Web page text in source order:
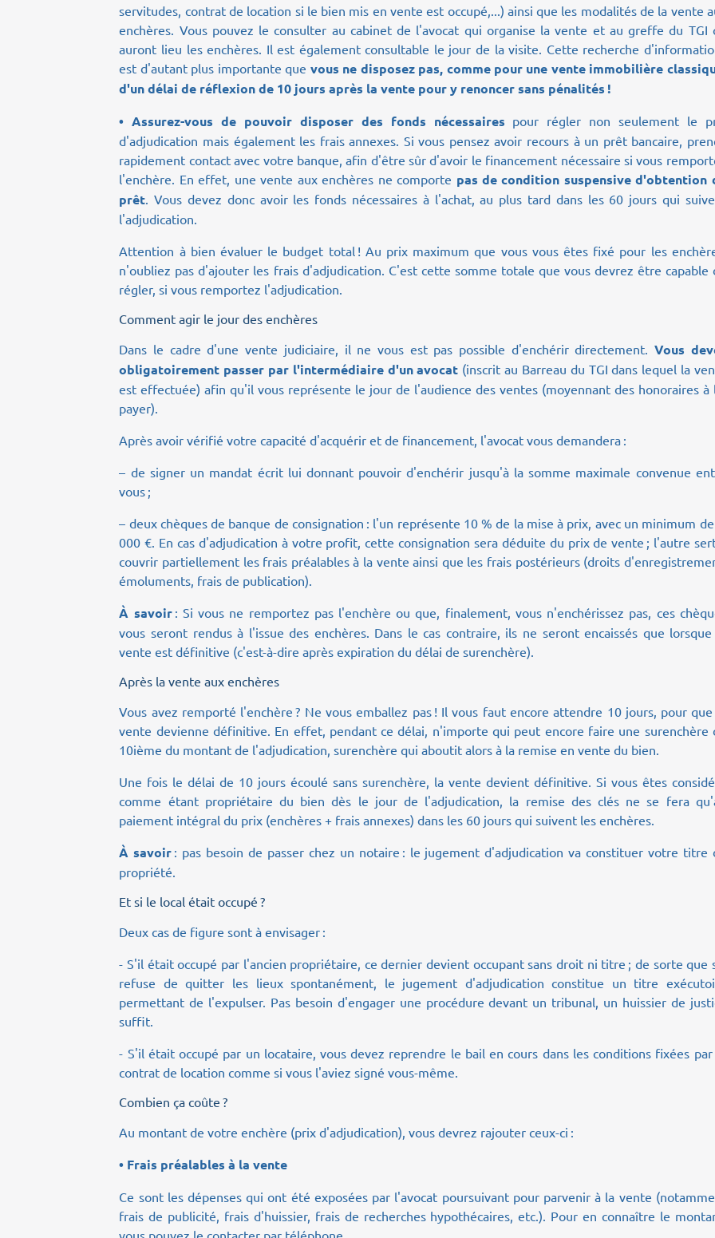
servitudes, contrat de location si le bien mis en vente est occupé,...) ainsi que les modalités de la vente
enchères. Vous pouvez le consulter au cabinet de l'avocat qui organise la vente et au greffe du TGI
auront lieu les enchères. Il est également consultable le jour de la visite. Cette recherche
est d'autant plus importante que vous ne disposez pas, comme pour une vente immobilière
d'un délai de réflexion de 10 jours après la vente pour y renoncer sans pénalités !
• Assurez-vous de pouvoir disposer des fonds nécessaires pour régler non seulement le
d'adjudication mais également les frais annexes. Si vous pensez avoir recours à un prêt bancaire,
rapidement contact avec votre banque, afin d'être sûr d'avoir le financement nécessaire si vous
l'enchère. En effet, une vente aux enchères ne comporte pas de condition suspensive d'obtention
prêt. Vous devez donc avoir les fonds nécessaires à l'achat, au plus tard dans les 60 jours qui
l'adjudication.
Attention à bien évaluer le budget total ! Au prix maximum que vous vous êtes fixé pour les
n'oubliez pas d'ajouter les frais d'adjudication. C'est cette somme totale que vous devrez être capable
régler, si vous remportez l'adjudication.
Comment agir le jour des enchères
Dans le cadre d'une vente judiciaire, il ne vous est pas possible d'enchérir directement.Vous
obligatoirement passer par l'intermédiaire d'un avocat (inscrit au Barreau du TGI dans lequel la
est effectuée) afin qu'il vous représente le jour de l'audience des ventes (moyennant des honoraires à
payer).
Après avoir vérifié votre capacité d'acquérir et de financement, l'avocat vous demandera :
– de signer un mandat écrit lui donnant pouvoir d'enchérir jusqu'à la somme maximale convenue
vous ;
– deux chèques de banque de consignation : l'un représente 10 % de la mise à prix, avec un minimum
000 €. En cas d'adjudication à votre profit, cette consignation sera déduite du prix de vente ; l'autre
couvrir partiellement les frais préalables à la vente ainsi que les frais postérieurs (droits
émoluments, frais de publication).
À savoir: Si vous ne remportez pas l'enchère ou que, finalement, vous n'enchérissez pas, ces
vous seront rendus à l'issue des enchères. Dans le cas contraire, ils ne seront encaissés que
vente est définitive (c'est-à-dire après expiration du délai de surenchère).
Après la vente aux enchères
Vous avez remporté l'enchère ? Ne vous emballez pas ! Il vous faut encore attendre 10 jours, pour
vente devienne définitive. En effet, pendant ce délai, n'importe qui peut encore faire une surenchère
10ième du montant de l'adjudication, surenchère qui aboutit alors à la remise en vente du bien.
Une fois le délai de 10 jours écoulé sans surenchère, la vente devient définitive. Si vous êtes
comme étant propriétaire du bien dès le jour de l'adjudication, la remise des clés ne se fera
paiement intégral du prix (enchères + frais annexes) dans les 60 jours qui suivent les enchères.
À savoir : pas besoin de passer chez un notaire : le jugement d'adjudication va constituer votre titre
propriété.
Et si le local était occupé ?
Deux cas de figure sont à envisager :
- S'il était occupé par l'ancien propriétaire, ce dernier devient occupant sans droit ni titre ; de sorte que
refuse de quitter les lieux spontanément, le jugement d'adjudication constitue un titre
permettant de l'expulser. Pas besoin d'engager une procédure devant un tribunal, un huissier de
suffit.
- S'il était occupé par un locataire, vous devez reprendre le bail en cours dans les conditions fixées
contrat de location comme si vous l'aviez signé vous-même.
Combien ça coûte ?
Au montant de votre enchère (prix d'adjudication), vous devrez rajouter ceux-ci :
• Frais préalables à la vente
Ce sont les dépenses qui ont été exposées par l'avocat poursuivant pour parvenir à la vente
frais de publicité, frais d'huissier, frais de recherches hypothécaires, etc.). Pour en connaître le
vous pouvez le contacter par téléphone.